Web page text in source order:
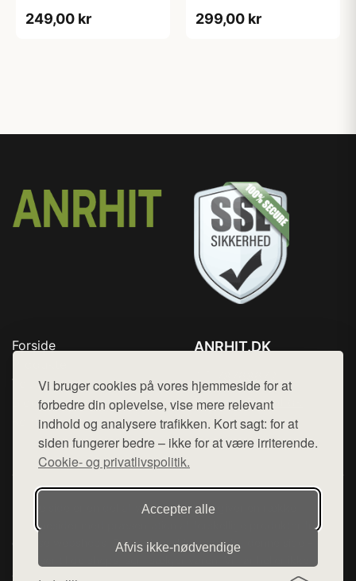
Vi bruger cookies på vores hjemmeside for at
forbedre din oplevelse, vise mere relevant
indhold og analysere trafikken. Kort sagt: for at
siden fungerer bedre – ikke for at være irriterende.
Cookie- og privatlivspolitik.
Accepter alle
Afvis ikke‑nødvendige
249,00 kr 299,00 kr
Forside
Top Rabatter
Blog
Kontakt
ANRHIT.DK
Mail: hej@want.dk
Cookie- og privatlivspolitik
Denne side er en del af want.dk, der udgiver en række
hjemmesider med præsentation af forskellige produkter fra
diverse webshops. Der sælges ikke varer fra denne side - vi
henviser til de shops, som sælger varen. Vi har heller ikke
varerne på lager.